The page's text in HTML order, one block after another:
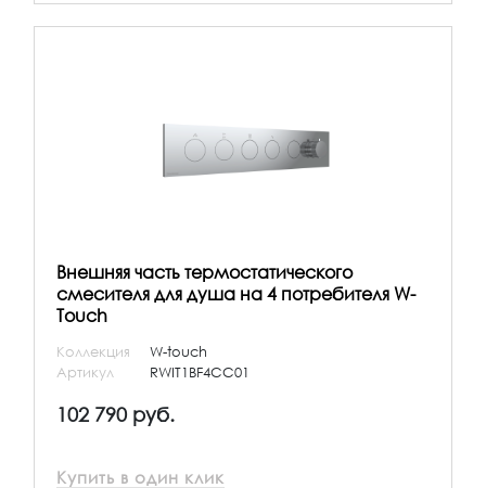
Внешняя часть термостатического
смесителя для душа на 4 потребителя W-
Touch
Коллекция
W-touch
Артикул
RWIT1BF4CC01
102 790 руб.
Купить в один клик